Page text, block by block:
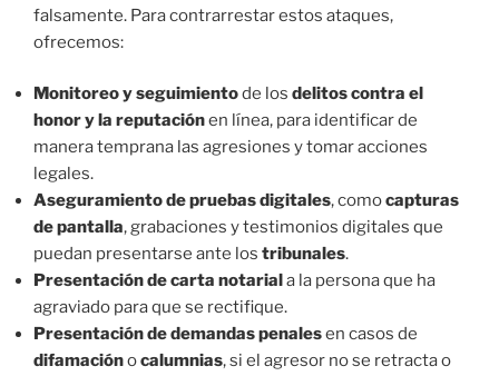
falsamente. Para contrarrestar estos ataques,
ofrecemos:
Monitoreo y seguimientode los delitos contra el
honor y la reputaciónen línea, para identificar de
manera temprana las agresiones y tomar acciones
legales.
Aseguramiento de pruebas digitales, comocapturas
de pantalla, grabaciones y testimonios digitales que
puedan presentarse ante los tribunales.
Presentación de carta notarial a la persona que ha
agraviado para que se rectifique.
Presentación de demandas penalesen casos de
difamaciónocalumnias, si el agresor no se retracta o